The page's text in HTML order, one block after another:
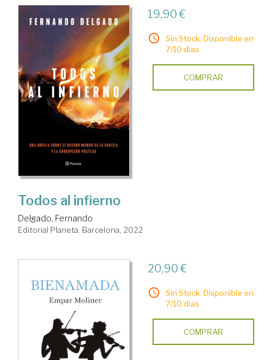
19,90 €
Sin Stock. Disponible en
7/10 días.
COMPRAR
Todos al infierno
Delgado, Fernando
Editorial Planeta. Barcelona, 2022
20,90 €
Sin Stock. Disponible en
7/10 días.
COMPRAR